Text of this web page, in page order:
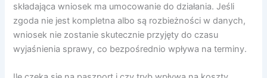
składająca wniosek ma umocowanie do działania. Jeśli
zgoda nie jest kompletna albo są rozbieżności w danych,
wniosek nie zostanie skutecznie przyjęty do czasu
wyjaśnienia sprawy, co bezpośrednio wpływa na terminy.